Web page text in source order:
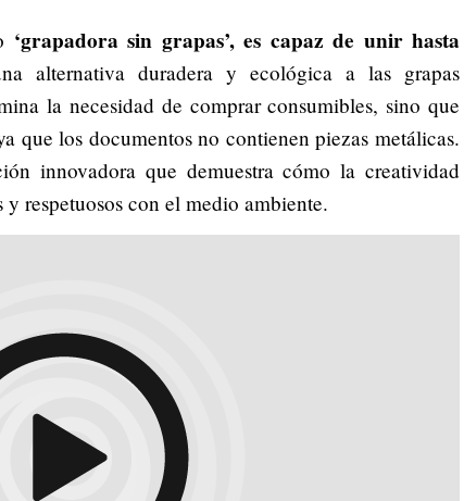
‘grapadora sin grapas’, es capaz de unir hasta
alternativa duradera y ecológica a las grapas
la necesidad de comprar consumibles, sino que
que los documentos no contienen piezas metálicas.
innovadora que demuestra cómo la creatividad
respetuosos con el medio ambiente.